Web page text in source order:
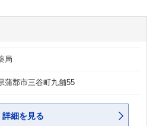
局
蒲郡市三谷町九舗55
詳細を見る